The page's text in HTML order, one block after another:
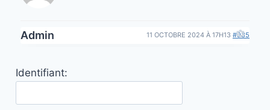
Admin 11 OCTOBRE 2024 À 17H13 #935
Identifiant: